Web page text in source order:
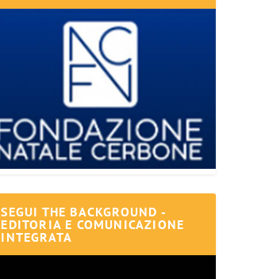
SEGUI THE BACKGROUND -
EDITORIA E COMUNICAZIONE
INTEGRATA